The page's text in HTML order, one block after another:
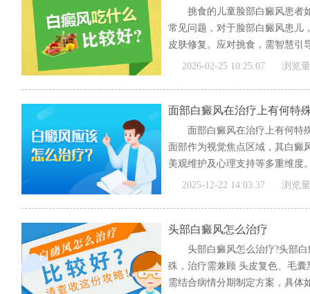
挑食的儿童脸部白癜风患者
常见问题，对于脸部白癜风患儿
皮肤修复。应对挑食，需智慧引
2026-02-25 10:25:07 浏览
面部白癜风在治疗上有何特
面部白癜风在治疗上有何特
面部作为视觉焦点区域，其白癜
美观维护及心理支持等多重维度
[全文]
2025-12-22 14:03:37 浏览
头部白癜风怎么治疗
头部白癜风怎么治疗?头部
殊，治疗需兼顾 头皮复色、毛
需结合病情分期制定方案，具体